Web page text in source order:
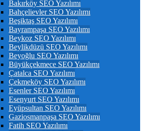
Bakırköy SEO Yazılımı
Bahçelievler SEO Yazılımı
Beşiktaş SEO Yazılımı
Bayrampaşa SEO Yazılımı
Beykoz SEO Yazılımı
Beylikdüzü SEO Yazılımı
Beyoğlu SEO Yazılımı
Büyükçekmece SEO Yazılımı
Çatalca SEO Yazılımı
Çekmeköy SEO Yazılımı
Esenler SEO Yazılımı
Esenyurt SEO Yazılımı
Eyüpsultan SEO Yazılımı
Gaziosmanpaşa SEO Yazılımı
Fatih SEO Yazılımı